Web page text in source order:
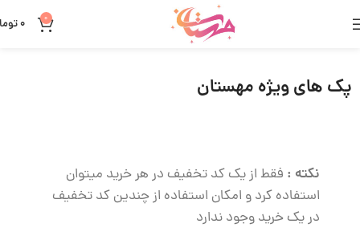
0
0
پک های ویژه مهستان
نکته : فقط از یک کد تخفیف در هر خرید میتوان
استفاده کرد و امکان استفاده از چندین کد تخفیف
در یک خرید وجود ندارد